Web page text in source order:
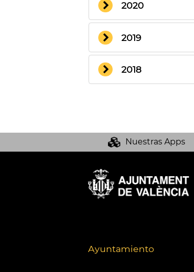
2020
2019
2018
Nuestras Apps
Ayuntamiento